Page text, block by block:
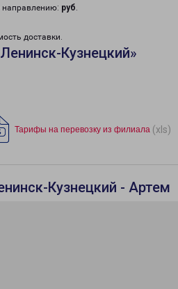
руб.
доставки.
Кузнецкий»
Тарифы на перевозку из филиала (xls)
Кузнецкий - Артем